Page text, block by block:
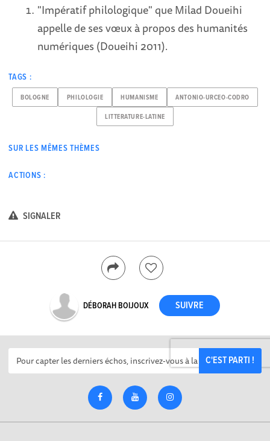
"Impératif philologique" que Milad Doueihi
appelle de ses vœux à propos des humanités
numériques (Doueihi 2011).
TAGS :
BOLOGNE PHILOLOGIE HUMANISME ANTONIO-URCEO-CODRO
LITTERATURE-LATINE
SUR LES MÊMES THÈMES
ACTIONS :
SIGNALER
DÉBORAH BOIJOUX
C'EST PARTI !